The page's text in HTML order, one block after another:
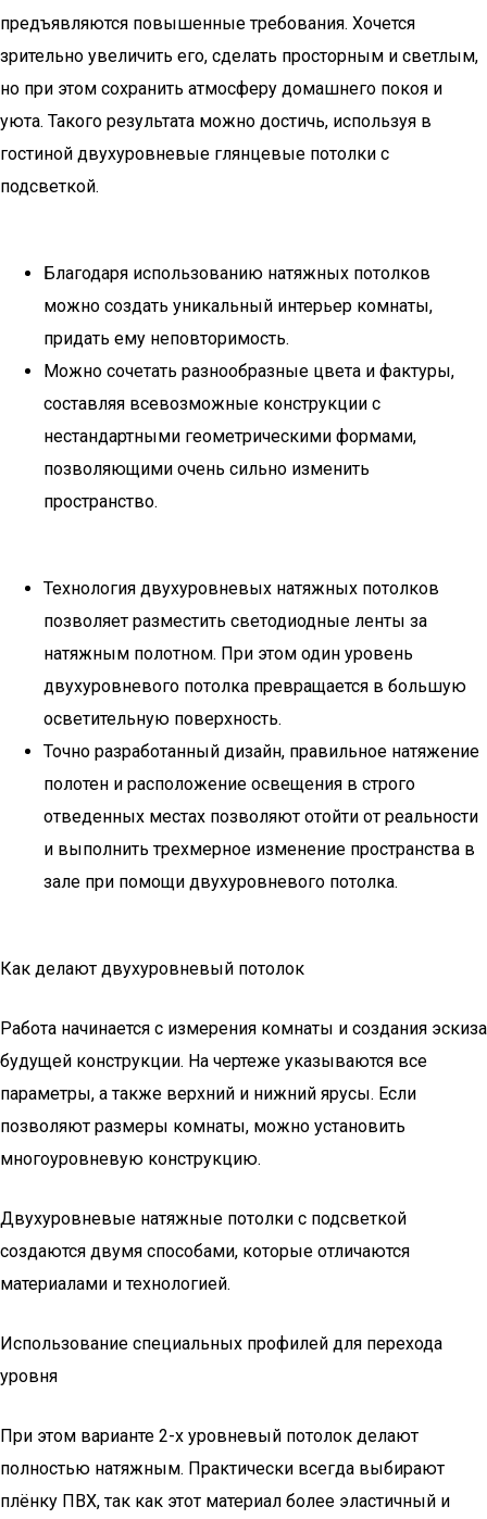
предъявляются повышенные требования. Хочется
зрительно увеличить его, сделать просторным и светлым,
но при этом сохранить атмосферу домашнего покоя и
уюта. Такого результата можно достичь, используя в
гостиной двухуровневые глянцевые потолки с
подсветкой.
Благодаря использованию натяжных потолков
можно создать уникальный интерьер комнаты,
придать ему неповторимость.
Можно сочетать разнообразные цвета и фактуры,
составляя всевозможные конструкции с
нестандартными геометрическими формами,
позволяющими очень сильно изменить
пространство.
Технология двухуровневых натяжных потолков
позволяет разместить светодиодные ленты за
натяжным полотном. При этом один уровень
двухуровневого потолка превращается в большую
осветительную поверхность.
Точно разработанный дизайн, правильное натяжение
полотен и расположение освещения в строго
отведенных местах позволяют отойти от реальности
и выполнить трехмерное изменение пространства в
зале при помощи двухуровневого потолка.
Как делают двухуровневый потолок
Работа начинается с измерения комнаты и создания эскиза
будущей конструкции. На чертеже указываются все
параметры, а также верхний и нижний ярусы. Если
позволяют размеры комнаты, можно установить
многоуровневую конструкцию.
Двухуровневые натяжные потолки с подсветкой
создаются двумя способами, которые отличаются
материалами и технологией.
Использование специальных профилей для перехода
уровня
При этом варианте 2-х уровневый потолок делают
полностью натяжным. Практически всегда выбирают
плёнку ПВХ, так как этот материал более эластичный и